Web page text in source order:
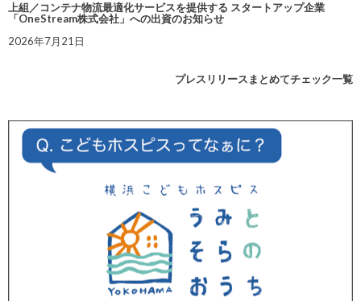
上組／コンテナ物流最適化サービスを提供する スタートアップ企業
「OneStream株式会社」への出資のお知らせ
2026年7月21日
プレスリリースまとめてチェック一覧